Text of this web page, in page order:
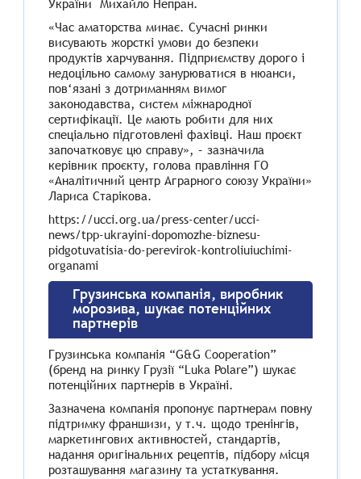
України Михайло Непран.
«Час аматорства минає. Сучасні ринки
висувають жорсткі умови до безпеки
продуктів харчування. Підприємству дорого і
недоцільно самому занурюватися в нюанси,
пов‘язані з дотриманням вимог
законодавства, систем міжнародної
сертифікації. Це мають робити для них
спеціально підготовлені фахівці. Наш проєкт
започатковує цю справу», – зазначила
керівник проєкту, голова правління ГО
«Аналітичний центр Аграрного союзу України»
Лариса Старікова.
https://ucci.org.ua/press-center/ucci-
news/tpp-ukrayini-dopomozhe-biznesu-
pidgotuvatisia-do-perevirok-kontroliuiuchimi-
organami
Грузинська компанія, виробник
морозива, шукає потенційних
партнерів
Грузинська компанія “G&G Cooperation”
(бренд на ринку Грузії “Luka Polare”) шукає
потенційних партнерів в Україні.
Зазначена компанія пропонує партнерам повну
підтримку франшизи, у т.ч. щодо тренінгів,
маркетингових активностей, стандартів,
надання оригінальних рецептів, підбору місця
розташування магазину та устаткування.